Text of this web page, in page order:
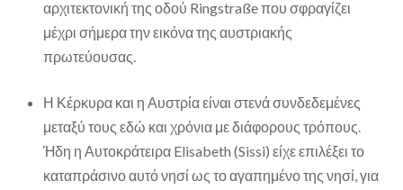
αρχιτεκτονική της οδού Ringstraße που σφραγίζει
μέχρι σήμερα την εικόνα της αυστριακής
πρωτεύουσας.
Η Κέρκυρα και η Αυστρία είναι στενά συνδεδεμένες
μεταξύ τους εδώ και χρόνια με διάφορους τρόπους.
Ήδη η Αυτοκράτειρα Elisabeth (Sissi) είχε επιλέξει το
καταπράσινο αυτό νησί ως το αγαπημένο της νησί, για